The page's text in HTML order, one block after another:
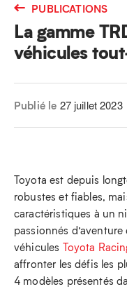
PUBLICATIONS
La gamme
véhicules
Publié le 27 juillet 2023
Toyota est depuis
robustes et fiables,
caractéristiques à un
passionnés
véhicules Toyota
affronter les défis les
4 modèles présentés